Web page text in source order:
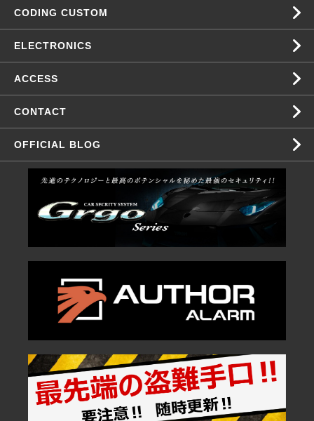
CODING CUSTOM
ELECTRONICS
ACCESS
CONTACT
OFFICIAL BLOG